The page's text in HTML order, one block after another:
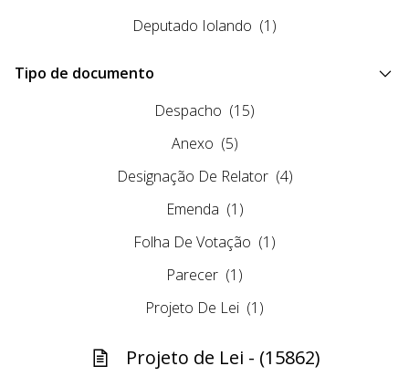
Deputado Iolando (1)
Tipo de documento
Despacho (15)
Anexo (5)
Designação De Relator (4)
Emenda (1)
Folha De Votação (1)
Parecer (1)
Projeto De Lei (1)
Projeto de Lei - (15862)